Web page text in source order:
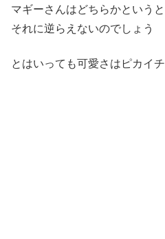
マギーさんはどちらかという
それに逆らえないのでしょう
とはいっても可愛さはピカイチ